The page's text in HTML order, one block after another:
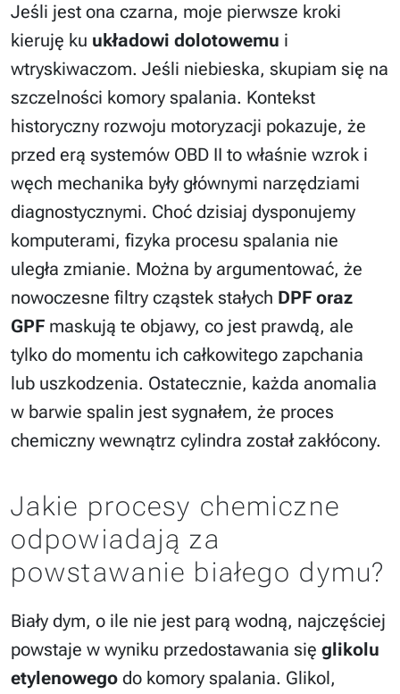
Jeśli jest ona czarna, moje pierwsze kroki
kieruję ku układowi dolotowemu i
wtryskiwaczom. Jeśli niebieska, skupiam się na
szczelności komory spalania. Kontekst
historyczny rozwoju motoryzacji pokazuje, że
przed erą systemów OBD II to właśnie wzrok i
węch mechanika były głównymi narzędziami
diagnostycznymi. Choć dzisiaj dysponujemy
komputerami, fizyka procesu spalania nie
uległa zmianie. Można by argumentować, że
nowoczesne filtry cząstek stałych DPF oraz
GPF maskują te objawy, co jest prawdą, ale
tylko do momentu ich całkowitego zapchania
lub uszkodzenia. Ostatecznie, każda anomalia
w barwie spalin jest sygnałem, że proces
chemiczny wewnątrz cylindra został zakłócony.
Jakie procesy chemiczne
odpowiadają za
powstawanie białego dymu?
Biały dym, o ile nie jest parą wodną, najczęściej
powstaje w wyniku przedostawania się glikolu
etylenowego do komory spalania. Glikol,